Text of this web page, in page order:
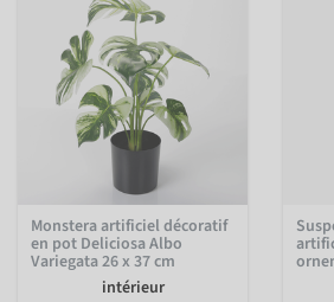
Monstera artificiel décoratif
en pot Deliciosa Albo
Variegata 26 x 37 cm
intérieur